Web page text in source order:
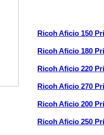
Ricoh Aficio 150
Ricoh Aficio 180
Ricoh Aficio 220
Ricoh Aficio 270
Ricoh Aficio 200
Ricoh Aficio 250